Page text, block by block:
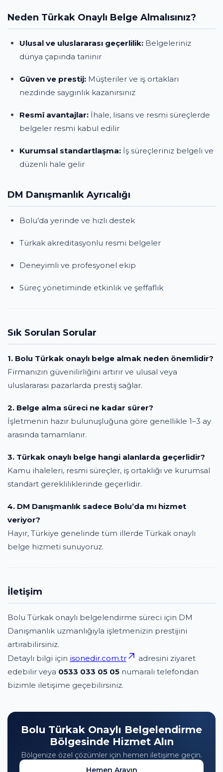
Neden Türkak Onaylı Belge Almalısınız?
Ulusal ve uluslararası geçerlilik: Belgeleriniz
dünya çapında tanınır
Güven ve prestij: Müşteriler ve iş ortakları
nezdinde saygınlık kazanırsınız
Resmî avantajlar: İhale, lisans ve resmi süreçlerde
belgeler resmi kabul edilir
Kurumsal standartlaşma: İş süreçleriniz belgeli ve
düzenli hale gelir
DM Danışmanlık Ayrıcalığı
Bolu’da yerinde ve hızlı destek
Türkak akreditasyonlu resmi belgeler
Deneyimli ve profesyonel ekip
Süreç yönetiminde etkinlik ve şeffaflık
Sık Sorulan Sorular
1. Bolu Türkak onaylı belge almak neden önemlidir?
Firmanızın güvenilirliğini artırır ve ulusal veya
uluslararası pazarlarda prestij sağlar.
2. Belge alma süreci ne kadar sürer?
İşletmenin hazır bulunuşluğuna göre genellikle 1–3 ay
arasında tamamlanır.
3. Türkak onaylı belge hangi alanlarda geçerlidir?
Kamu ihaleleri, resmi süreçler, iş ortaklığı ve kurumsal
standart gerekliliklerinde geçerlidir.
4. DM Danışmanlık sadece Bolu’da mı hizmet
veriyor?
Hayır, Türkiye genelinde tüm illerde Türkak onaylı
belge hizmeti sunuyoruz.
İletişim
Bolu Türkak onaylı belgelendirme süreci için DM
Danışmanlık uzmanlığıyla işletmenizin prestijini
artırabilirsiniz.
Detaylı bilgi için isonedir.com.tr
adresini ziyaret
edebilir veya 0533 033 05 05 numaralı telefondan
bizimle iletişime geçebilirsiniz.
Bolu Türkak Onaylı Belgelendirme
Bölgesinde Hizmet Alın
Bölgenize özel çözümler için hemen iletişime geçin.
Hemen Arayın